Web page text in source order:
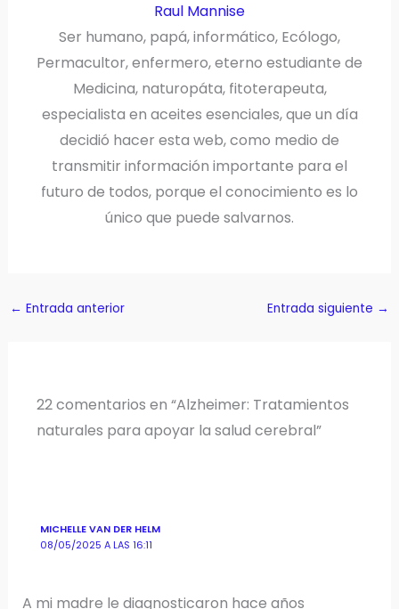
Raul Mannise
Ser humano, papá, informático, Ecólogo,
Permacultor, enfermero, eterno estudiante de
Medicina, naturopáta, fitoterapeuta,
especialista en aceites esenciales, que un día
decidió hacer esta web, como medio de
transmitir información importante para el
futuro de todos, porque el conocimiento es lo
único que puede salvarnos.
← Entrada anterior Entrada siguiente →
22 comentarios en “Alzheimer: Tratamientos
naturales para apoyar la salud cerebral”
MICHELLE VAN DER HELM
08/05/2025 A LAS 16:11
A mi madre le diagnosticaron hace años